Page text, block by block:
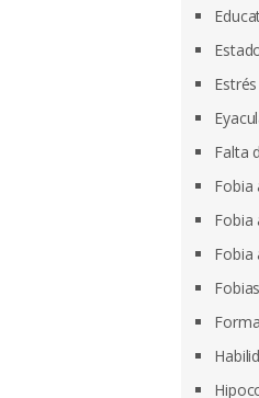
Estrés
Falta
Fobia
Fobia
Fobia